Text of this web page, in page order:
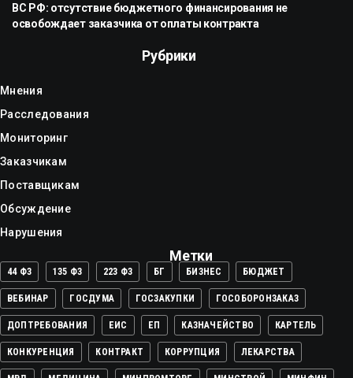
ВС РФ: отсутствие бюджетного финансирования не
освобождает заказчика от оплаты контракта
Рубрики
Мнения
Расследования
Мониторинг
Заказчикам
Поставщикам
Обсуждение
Нарушения
Метки
44 ФЗ 135 ФЗ 223 ФЗ БГ БИЗНЕС БЮДЖЕТ
ВЕБИНАР ГОСДУМА ГОСЗАКУПКИ ГОСОБОРОНЗАКАЗ
ДОПТРЕБОВАНИЯ ЕИС ЕП КАЗНАЧЕЙСТВО КАРТЕЛЬ
КОНКУРЕНЦИЯ КОНТРАКТ КОРРУПЦИЯ ЛЕКАРСТВА